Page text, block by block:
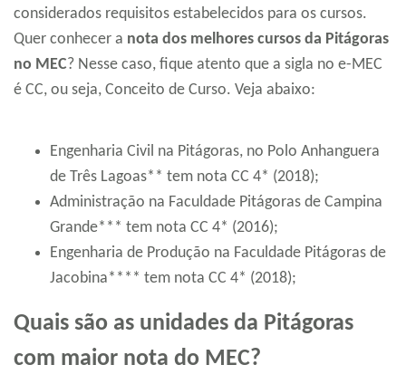
considerados requisitos estabelecidos para os cursos.
Quer conhecer a nota dos melhores cursos da Pitágoras
no MEC? Nesse caso, fique atento que a sigla no e-MEC
é CC, ou seja, Conceito de Curso. Veja abaixo:
Engenharia Civil na Pitágoras, no Polo Anhanguera
de Três Lagoas** tem nota CC 4* (2018);
Administração na Faculdade Pitágoras de Campina
Grande*** tem nota CC 4* (2016);
Engenharia de Produção na Faculdade Pitágoras de
Jacobina**** tem nota CC 4* (2018);
Quais são as unidades da Pitágoras
com maior nota do MEC?